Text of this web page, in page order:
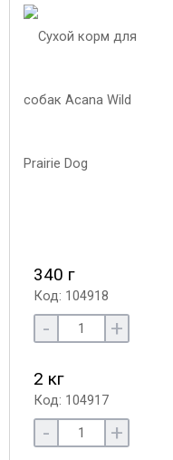
340 г
Код: 104918
- +
2 кг
Код: 104917
- +